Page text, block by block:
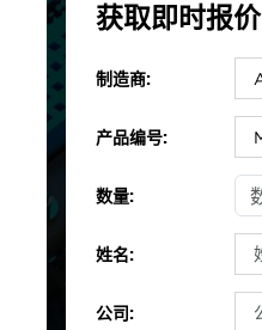
获取即时报价
制造商:
产品编号:
数量:
姓名:
公司: